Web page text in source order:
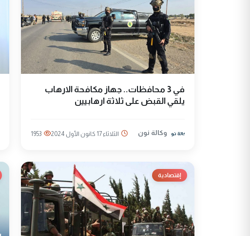
في 3 محافظات.. جهاز مكافحة الارهاب
يلقي القبض على ثلاثة ارهابيين
وكالة نون الثلاثاء 17 كانون الأول 2024 1953
إقتصادية